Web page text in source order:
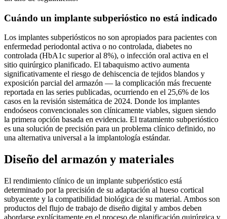
Cuándo un implante subperióstico no está indicado
Los implantes subperiósticos no son apropiados para pacientes con
enfermedad periodontal activa o no controlada, diabetes no
controlada (HbA1c superior al 8%), o infección oral activa en el
sitio quirúrgico planificado. El tabaquismo activo aumenta
significativamente el riesgo de dehiscencia de tejidos blandos y
exposición parcial del armazón — la complicación más frecuente
reportada en las series publicadas, ocurriendo en el 25,6% de los
casos en la revisión sistemática de 2024. Donde los implantes
endoóseos convencionales son clínicamente viables, siguen siendo
la primera opción basada en evidencia. El tratamiento subperióstico
es una solución de precisión para un problema clínico definido, no
una alternativa universal a la implantología estándar.
Diseño del armazón y materiales
El rendimiento clínico de un implante subperióstico está
determinado por la precisión de su adaptación al hueso cortical
subyacente y la compatibilidad biológica de su material. Ambos son
productos del flujo de trabajo de diseño digital y ambos deben